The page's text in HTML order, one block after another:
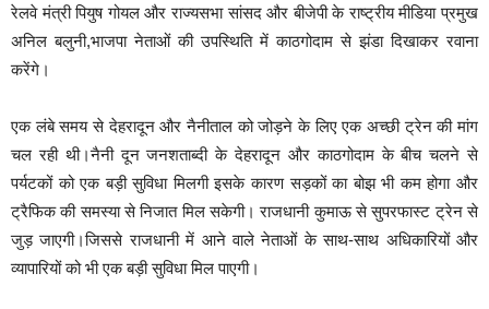
रेलवे मंत्री पियुष गोयल और राज्यसभा सांसद और बीजेपी के राष्ट्रीय मीडिया प्रमुख
अनिल बलुनी,भाजपा नेताओं की उपस्थिति में काठगोदाम से झंडा दिखाकर रवाना
करेंगे।
एक लंबे समय से देहरादून और नैनीताल को जोड़ने के लिए एक अच्छी ट्रेन की मांग
चल रही थी।नैनी दून जनशताब्दी के देहरादून और काठगोदाम के बीच चलने से
पर्यटकों को एक बड़ी सुविधा मिलगी इसके कारण सड़कों का बोझ भी कम होगा और
ट्रैफिक की समस्या से निजात मिल सकेगी। राजधानी कुमाऊ से सुपरफास्ट ट्रेन से
जुड़ जाएगी।जिससे राजधानी में आने वाले नेताओं के साथ-साथ अधिकारियों और
व्यापारियों को भी एक बड़ी सुविधा मिल पाएगी।